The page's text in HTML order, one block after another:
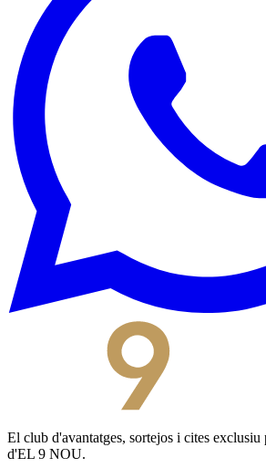
El club d'avantatges, sortejos i cites exclusiu
d'EL 9 NOU.